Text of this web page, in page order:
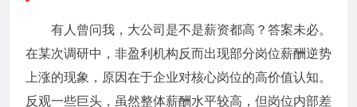
有人曾问我，大公司是不是薪资都高？答案未必。
在某次调研中，非盈利机构反而出现部分岗位薪酬逆势
上涨的现象，原因在于企业对核心岗位的高价值认知。
反观一些巨头，虽然整体薪酬水平较高，但岗位内部差